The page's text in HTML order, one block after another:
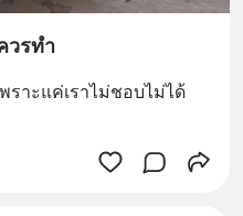
วรทำ
ราะแค่เราไม่ชอบไม่ได้